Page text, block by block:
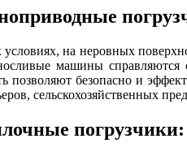
условиях, на неровных
машины справляются с
позволяют безопасно и
сельскохозяйственных